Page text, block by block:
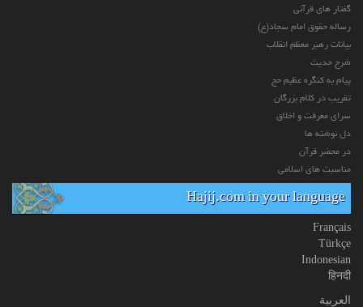
گفتار های قرآنی
رساله حقوق امام سجاد(ع)
بیانات رهبر معظم انقلاب
شرح حدیث
پیام به کنگره عظیم حج
تقریب در کلام بزرگان
سرای معرفت و اخلاق
دل نوشته ها
در محضر قرآن
مناسبت های اسلامی
Hajij.com in your language
Français
Türkçe
Indonesian
हिनदी
العربیة